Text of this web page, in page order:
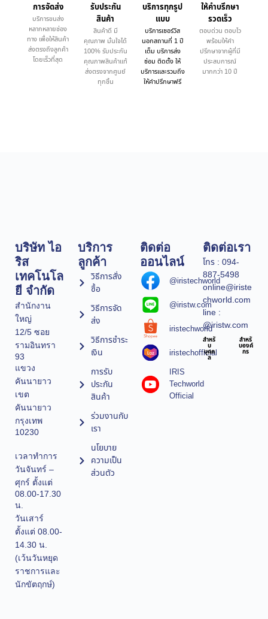
การจัดส่ง
บริการขนส่ง
หลากหลายช่อง
ทาง เพื่อให้สินค้า
ส่งตรงถึงลูกค้า
โดยเร็วที่สุด
รับประกัน
สินค้า
สินค้าดี มี
คุณภาพ มั่นใจได้
100% รับประกัน
คุณภาพสินค้าแท้
ส่งตรงจากศูนย์
ทุกชิ้น
บริการทุกรูป
แบบ
บริการเซอร์วิส
นอกสถานที่ 1 ปี
เต็ม บริการส่ง
ซ่อม ติดตั้ง ให้
บริการและรวมถึง
ให้คำปรึกษาฟรี
ให้คำบรึกษา
รวดเร็ว
ตอบด่วน ตอบไว
พร้อมให้คำ
ปรึกษาจากผู้ที่มี
ประสบการณ์
มากกว่า 10 ปี
บริษัท ไอ
ริส
เทคโนโล
ยี จำกัด
สำนักงาน
ใหญ่
12/5 ซอย
รามอินทรา
93
แขวง
คันนายาว
เขต
คันนายาว
กรุงเทพ
10230
เวลาทำการ
วันจันทร์ –
ศุกร์ ตั้งแต่
08.00-17.30
น.
วันเสาร์
ตั้งแต่ 08.00-
14.30 น.
(เว้นวันหยุด
ราชการและ
นักขัตฤกษ์)
บริการ
ลูกค้า
วิธีการสั่ง
ซื้อ
วิธีการจัด
ส่ง
วิธีการชำระ
เงิน
การรับ
ประกัน
สินค้า
ร่วมงานกับ
เรา
นโยบาย
ความเป็น
ส่วนตัว
ติดต่อ
ออนไลน์
@iristechworld
@iristw.com
iristechworld
iristechofficial
IRIS
Techworld
Official
ติดต่อเรา
โทร : 094-
887-5498
online@iriste
chworld.com
line :
@iristw.com
สำหรั
บ
บุคค
ล
สำหรั
บองค์
กร